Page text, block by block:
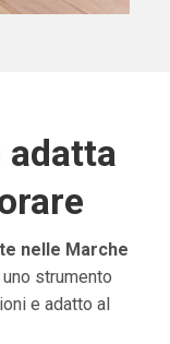
adatta
nelle Marche
strumento
e adatto al